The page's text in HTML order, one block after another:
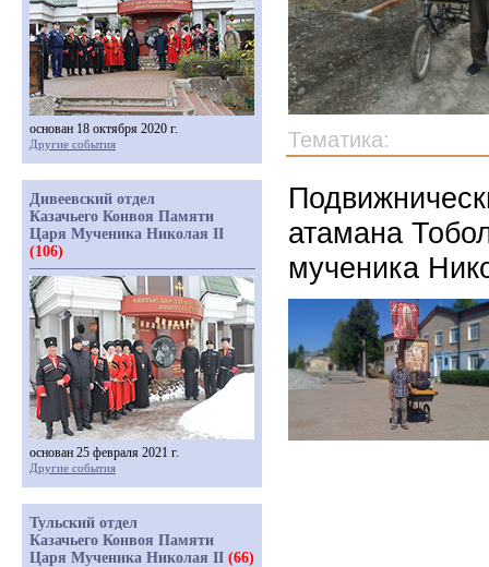
Тематика:
атамана
мученика
основан 18 октября 2020 г.
Другие события
Дивеевский отдел
Казачьего Конвоя Памяти
Царя Мученика Николая II
(106)
основан 25 февраля 2021 г.
Другие события
Тульский отдел
Казачьего Конвоя Памяти
Царя Мученика Николая II (66)